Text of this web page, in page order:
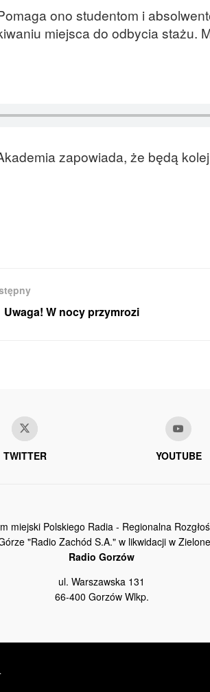
ono studentom i
miejsca do odbycia stażu.
zapowiada, że będą
Uwaga! W nocy przymrozi
TWITTER YOUTUBE
miejski Polskiego Radia - Regionalna
"Radio Zachód S.A." w likwidacji w
Radio Gorzów
ul. Warszawska 131
66-400 Gorzów Wlkp.